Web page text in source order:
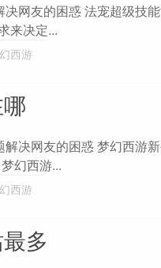
决网友的困惑 法宠超级技
来决定...
西游
解决网友的困惑 梦幻西游
幻西游...
西游
多